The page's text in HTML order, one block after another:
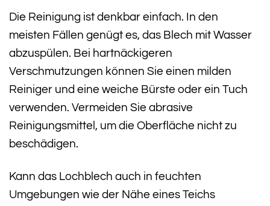
Die Reinigung ist denkbar einfach. In den
meisten Fällen genügt es, das Blech mit Wasser
abzuspülen. Bei hartnäckigeren
Verschmutzungen können Sie einen milden
Reiniger und eine weiche Bürste oder ein Tuch
verwenden. Vermeiden Sie abrasive
Reinigungsmittel, um die Oberfläche nicht zu
beschädigen.
Kann das Lochblech auch in feuchten
Umgebungen wie der Nähe eines Teichs